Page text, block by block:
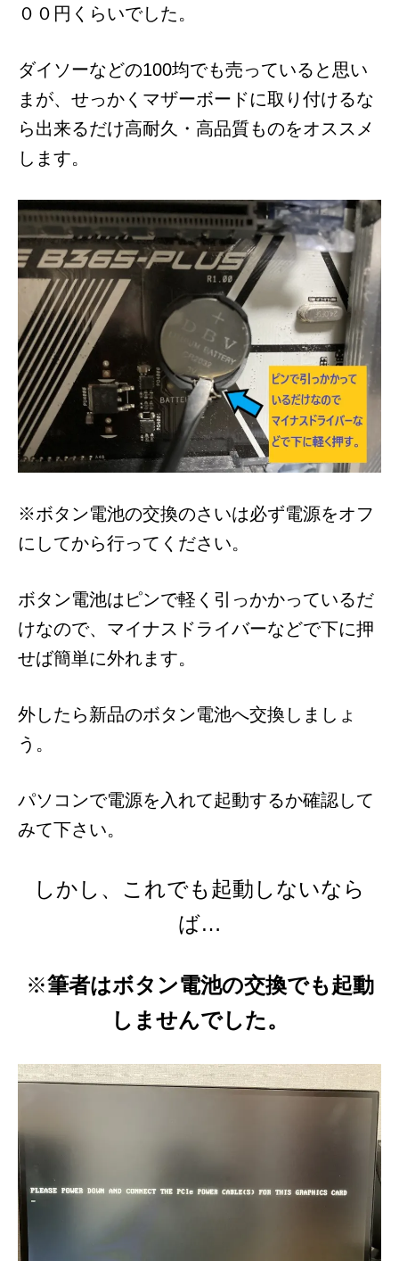
００円くらいでした。
ダイソーなどの100均でも売っていると思い
まが、 せっかくマザーボードに取り付けるな
ら出来るだけ高耐久・高品質ものをオススメ
します。
※ボタン電池の交換のさいは必ず電源をオフ
にしてから行ってください。
ボタン電池はピンで軽く引っかかっているだ
けなので、マイナスドライバーなどで下に押
せば簡単に外れます。
外したら新品のボタン電池へ交換しましょ
う。
パソコンで電源を入れて起動するか確認して
みて下さい。
しかし、これでも起動しないなら
ば…
※筆者はボタン電池の交換でも起動
しませんでした。